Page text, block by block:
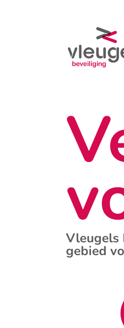
Vleugels
gebied